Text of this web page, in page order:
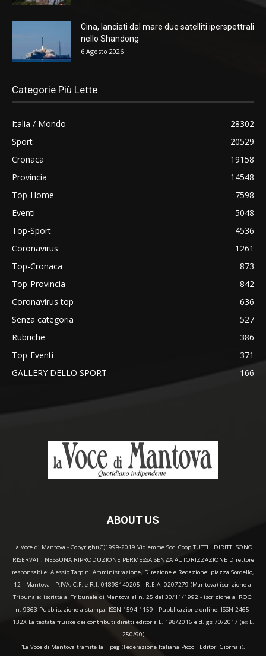
Cina, lanciati dal mare due satelliti iperspettrali
nello Shandong
6 Agosto 2026
Categorie Più Lette
Italia / Mondo
28302
Sport
20529
Cronaca
19158
Provincia
14548
Top-Home
7598
Eventi
5048
Top-Sport
4536
Coronavirus
1261
Top-Cronaca
873
Top-Provincia
842
Coronavirus top
636
Senza categoria
527
Rubriche
386
Top-Eventi
371
GALLERY DELLO SPORT
166
ABOUT US
La Voce di Mantova - Copyright(C)1999-2019 Vidiemme Soc. Coop TUTTI I DIRITTI SONO
RISERVATI. NESSUNA RIPRODUZIONE PERMESSA SENZA AUTORIZZAZIONE Direttore
responsabile: Alessio Tarpini Amministrazione, Direzione e Redazione: piazza Sordello,
12 - Mantova - P.IVA, C.F. e R.I. 01898140205 - R.E.A. 0207279 (Mantova) iscrizione al
Tribunale: iscritta al Tribunale di Mantova al n. 25 del 30/11/1992 - iscrizione al ROC:
n. 9363 Pubblicazione a stampa: ISSN 1594-1159 - Pubblicazione online: ISSN 2465-
132X La testata fruisce dei contributi diretti editoria L. 198/2016 e d.lgs 70/2017 (ex L.
250/90)
“La Voce di Mantova tramite la Fipeg (Federazione Italiana Piccoli Editori Giornali),